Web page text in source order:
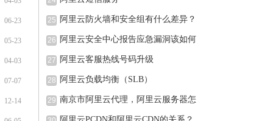
06-23
05-23
04-03
07-07
12-14
25 阿里云防火墙和安全组有什么差异？
26 阿里云安全中心报告应急漏洞该如何
27 阿里云客服热线号码升级
28 阿里云负载均衡（SLB）
29 南京市阿里云代理，阿里云服务器怎